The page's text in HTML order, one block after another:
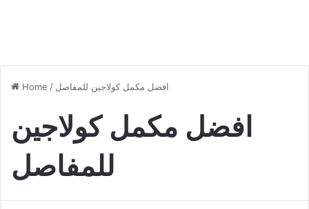
Home / افضل مكمل كولاجين للمفاصل
افضل مكمل كولاجين
للمفاصل